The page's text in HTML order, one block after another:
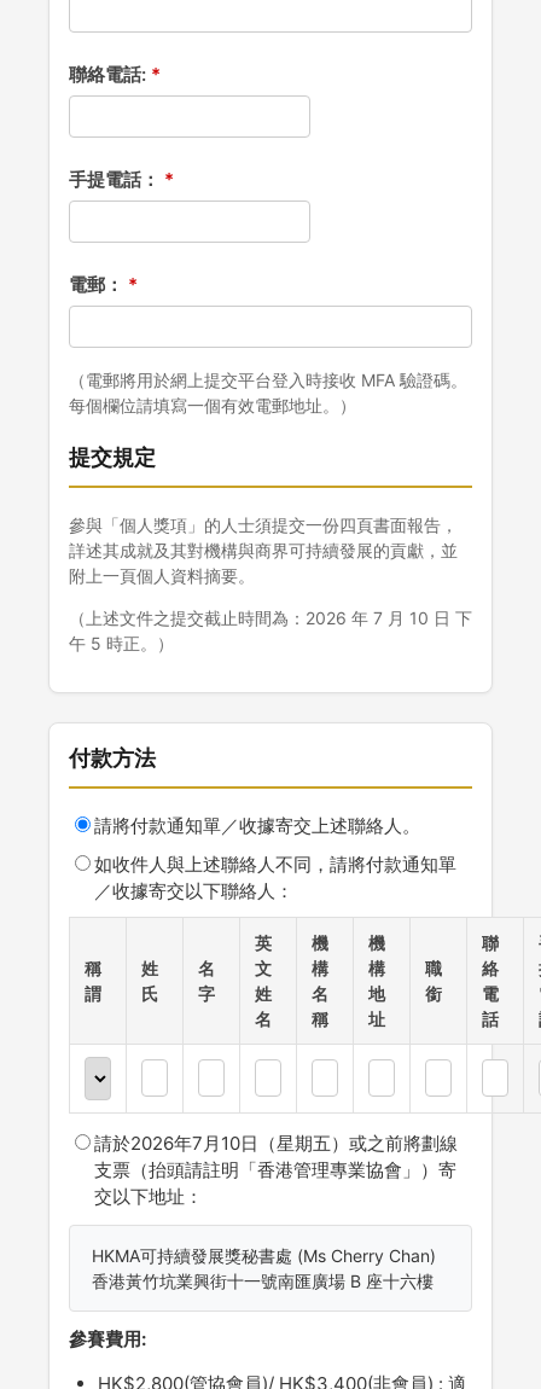
聯絡電話:
手提電話：
電郵：
（電郵將用於網上提交平台登入時接收 MFA 驗證碼。
每個欄位請填寫一個有效電郵地址。）
提交規定
參與「個人獎項」的人士須提交一份四頁書面報告，
詳述其成就及其對機構與商界可持續發展的貢獻，並
附上一頁個人資料摘要。
（上述文件之提交截止時間為：2026 年 7 月 10 日 下
午 5 時正。）
付款方法
請將付款通知單／收據寄交上述聯絡人。
如收件人與上述聯絡人不同，請將付款通知單
／收據寄交以下聯絡人：
稱
謂
姓
氏
名
字
英
文
姓
名
機
構
名
稱
機
構
地
址
職
銜
聯
絡
電
話
請於2026年7月10日（星期五）或之前將劃線
支票（抬頭請註明「香港管理專業協會」）寄
交以下地址：
HKMA可持續發展獎秘書處 (Ms Cherry Chan)
香港黃竹坑業興街十一號南匯廣場 B 座十六樓
參賽費用:
HK$2,800(管協會員)/ HK$3,400(非會員) : 適